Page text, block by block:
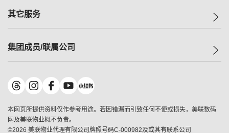
美联豪宅
独家楼盘
租房
查询热线
按揭计算机
负担能力计算机
转按计算机
缴款方式
指数
历史成交
小区成交排行榜
地区百科
其它服务
小区专页
美联精英会
美善会
地产经纪人管理协会
集团成员/联属公司
美联物业
鋑联控股*
美联工商铺*
美联中国
本网页所提供资料仅作参考用途。若因错漏而引致任何不便或损失，美联数码
网及美联物业概不负责。
©2026 美联物业代理有限公司牌照号码C-000982及或其有联系公司